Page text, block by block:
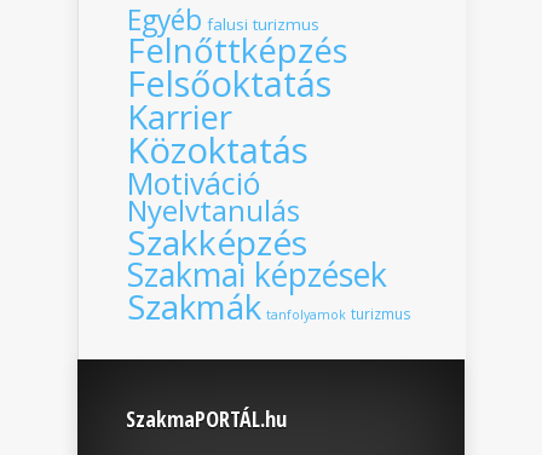
Egyéb falusi turizmus
Felnőttképzés
Felsőoktatás
Karrier
Közoktatás
Motiváció
Nyelvtanulás
Szakképzés
Szakmai képzések
Szakmák tanfolyamok turizmus
SzakmaPORTÁL.hu